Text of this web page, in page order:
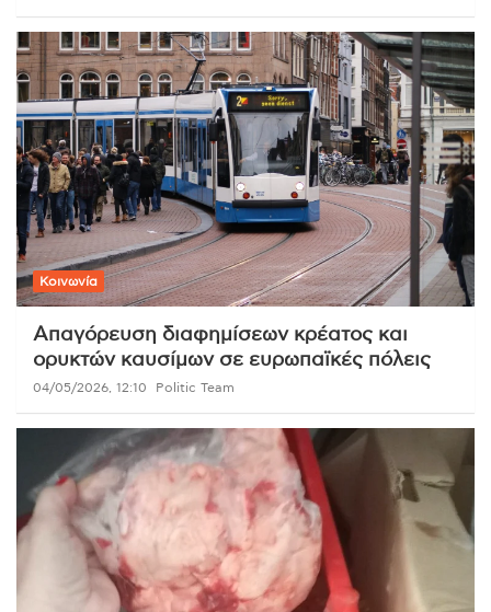
Κοινωνία
Απαγόρευση διαφημίσεων κρέατος και
ορυκτών καυσίμων σε ευρωπαϊκές πόλεις
04/05/2026, 12:10 Politic Team